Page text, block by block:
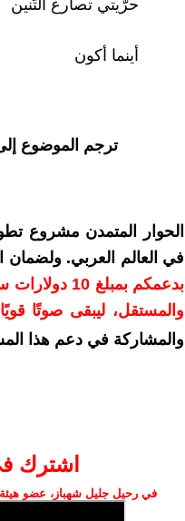
حرّيتي تصارع التّنين
أينما أكون
ترجم الموضوع
الحوار المتمدن مشروع
في العالم العربي. ولضمان
بدعمكم
والمستقل، ليبقى صوتًا
والمشاركة في دعم هذا
اشترك
في رحيل جليل شهباز، عضو هيئة